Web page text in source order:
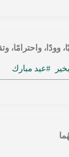
واحترامًا،
#عيد مبارك